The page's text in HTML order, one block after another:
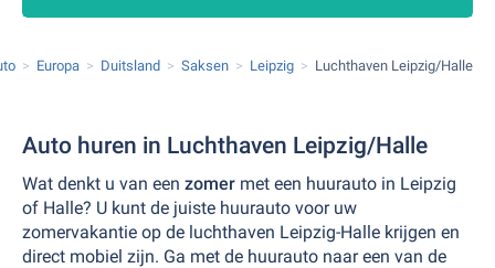
Europa Duitsland Saksen Leipzig Luchthaven Leipzig/Halle
Auto huren in Luchthaven Leipzig/Halle
Wat denkt u van een zomer met een huurauto in Leipzig
of Halle? U kunt de juiste huurauto voor uw
zomervakantie op de luchthaven Leipzig-Halle krijgen en
direct mobiel zijn. Ga met de huurauto naar een van de